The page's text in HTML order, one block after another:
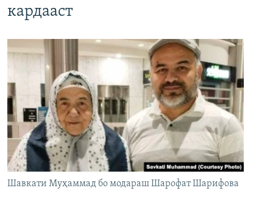
кардааст
Шавкати Муҳаммад бо модараш Шарофат Шарифова